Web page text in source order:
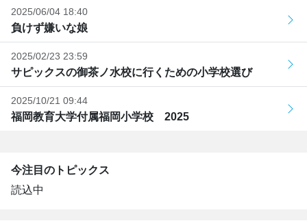
2025/06/04 18:40
負けず嫌いな娘
2025/02/23 23:59
サピックスの御茶ノ水校に行くための小学校選び
2025/10/21 09:44
福岡教育大学付属福岡小学校 2025
今注目のトピックス
読込中